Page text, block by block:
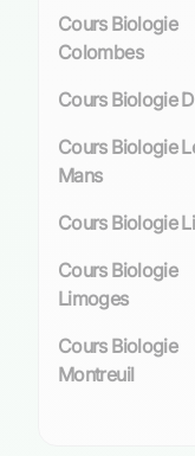
Élèves en
Dans la ville du
biologie sont
élèves qui
des sciences du
lutte pour
mitose. Grâce à
personnalisé,
pédagogique
surmonter ses
en la matière.
pas de
Cours Biologie
Colombes
Cours Biologie
Cours Biologie
Mans
Cours Biologie
Cours Biologie
Limoges
Cours Biologie
Montreuil